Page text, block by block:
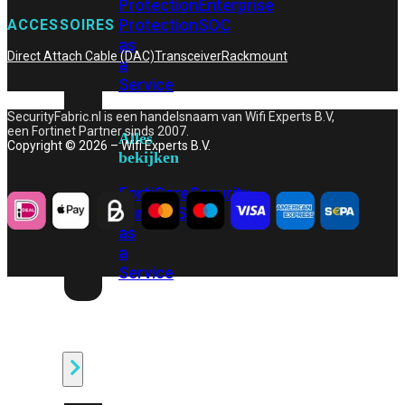
ProtectionEnterprise
ProtectionSOC
as
a
Service
Alles
bekijken
FortiCareSecurity
Bundels SOC
as
a
Service
ACCESSOIRES
Direct Attach Cable (DAC)TransceiverRackmount
SecurityFabric.nl is een handelsnaam van Wifi Experts B.V,
een Fortinet Partner sinds 2007.
Copyright © 2026 – Wifi Experts B.V.